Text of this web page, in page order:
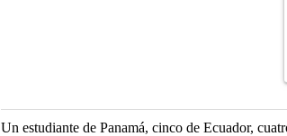
Un estudiante de Panamá, cinco de Ecuador,